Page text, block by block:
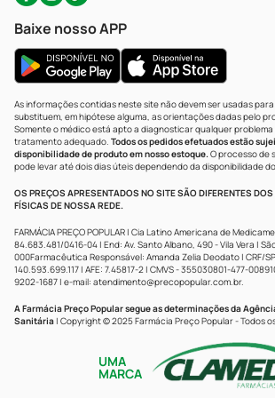
Baixe nosso APP
As informações contidas neste site não devem ser usadas
substituem, em hipótese alguma, as orientações dadas pelo
Somente o médico está apto a diagnosticar qualquer
tratamento adequado. Todos os pedidos efetuados estão
disponibilidade de produto em nosso estoque.O processo de
pode levar até dois dias úteis dependendo da disponibilidade
OS PREÇOS APRESENTADOS NO SITE SÃO DIFERENTES
FÍSICAS DE NOSSA REDE.
FARMÁCIA PREÇO POPULAR | Cia Latino Americana de
84.683.481/0416-04 | End: Av. Santo Albano, 490 - Vila Vera |
000Farmacêutica Responsável: Amanda Zelia Deodato | CRF/
140.593.699.117 | AFE: 7.45817-2 | CMVS - 355030801-477-
9202-1687 | e-mail: atendimento@precopopular.com.br.
A Farmácia Preço Popular segue as determinações da
Sanitária | Copyright © 2025 Farmácia Preço Popular - Todos
UMA
MARCA